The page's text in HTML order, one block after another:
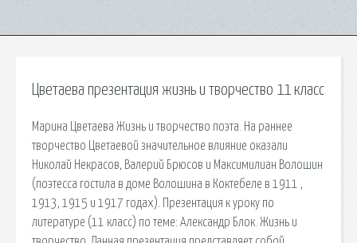
Цветаева презентация жизнь и творчество 11 класс
Марина Цветаева Жизнь и творчество поэта. На раннее
творчество Цветаевой значительное влияние оказали
Николай Некрасов, Валерий Брюсов и Максимилиан Волошин
(поэтесса гостила в доме Волошина в Коктебеле в 1911 ,
1913, 1915 и 1917 годах). Презентация к уроку по
литературе (11 класс) по теме: Александр Блок. Жизнь и